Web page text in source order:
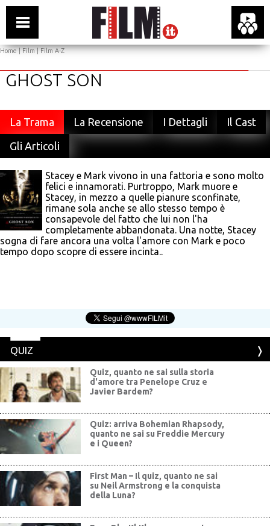
Home|Film|Film A-Z
GHOST SON
La Trama La Recensione I Dettagli
Il Cast
Gli Articoli
Stacey e Mark vivono in una fattoria e sono molto
felici e innamorati. Purtroppo, Mark muore e
Stacey, in mezzo a quelle pianure sconfinate,
rimane sola anche se allo stesso tempo è
consapevole del fatto che lui non l'ha
completamente abbandonata. Una notte, Stacey
sogna di fare ancora una volta l'amore con Mark e poco
tempo dopo scopre di essere incinta..
QUIZ
Quiz, quanto ne sai sulla storia
d'amore tra Penelope Cruz e
Javier Bardem?
Quiz: arriva Bohemian Rhapsody,
quanto ne sai su Freddie Mercury
e i Queen?
First Man – Il quiz, quanto ne sai
su Neil Armstrong e la conquista
della Luna?